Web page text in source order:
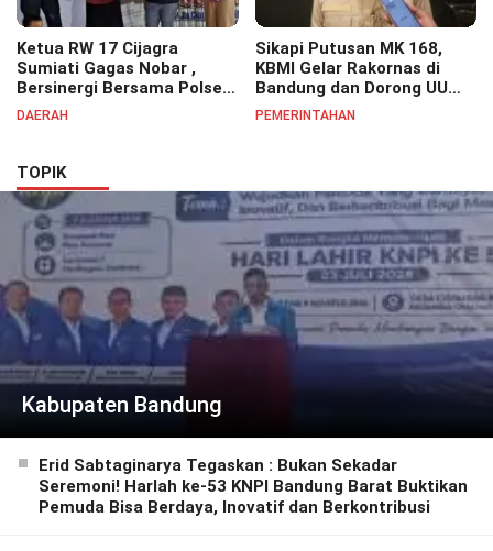
Ketua RW 17 Cijagra
Sumiati Gagas Nobar ,
Bersinergi Bersama Polsek
Bojongsoang Semarakkan
DAERAH
Sikapi Putusan MK 168,
KBMI Gelar Rakornas di
Bandung dan Dorong UU
Perlindungan Pekerja
PEMERINTAHAN
TOPIK
Kabupaten Bandung
Erid Sabtaginarya Tegaskan : Bukan Sekadar
Seremoni! Harlah ke-53 KNPI Bandung Barat Buktikan
Pemuda Bisa Berdaya, Inovatif dan Berkontribusi